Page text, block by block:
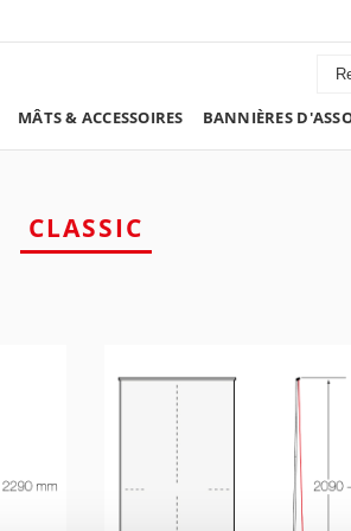
MÂTS & ACCESSOIRES BANNIÈRES
CLASSIC